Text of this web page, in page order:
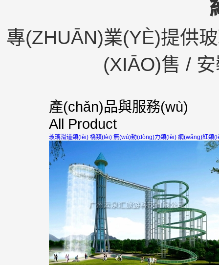
專(ZHUĀN)業(YÈ)提供
(XIĀO)售 /
產(chǎn)品與服務(wù)
All Product
玻璃滑道類(lèi) 橋類(lèi) 無(wú)動(dòng)力類(lèi) 網(wǎng)紅類